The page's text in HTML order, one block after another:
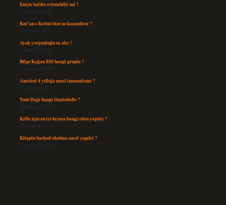
Enişte baldız evlenebilir mi ?
Ağustos 6, 2026
Kur’an-ı Kerim bize ne kazandırır ?
Ağustos 6, 2026
Ayak yorgunluğu ne alır ?
Ağustos 5, 2026
Bilge Kağan Etil hangi grupta ?
Ağustos 4, 2026
Anestezi 4 yıllığa nasıl tamamlanır ?
Ağustos 4, 2026
Yunt Dağı hangi ilimizdedir ?
Temmuz 29, 2026
Köfte için en iyi kıyma hangi etten yapılır ?
Temmuz 27, 2026
Kitapta barkod okutma nasıl yapılır ?
Temmuz 25, 2026